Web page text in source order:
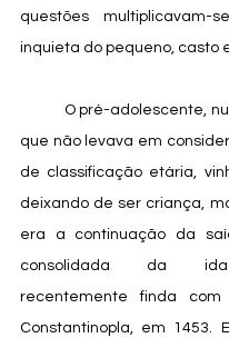
questões multiplicavam-
inquieta do pequeno, casto
que não levava em
de classificação etária,
deixando de ser criança,
era a continuação da
consolidada da
recentemente finda
Constantinopla, em 1453.